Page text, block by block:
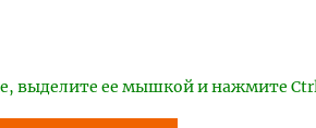
выделите ее мышкой и нажмите